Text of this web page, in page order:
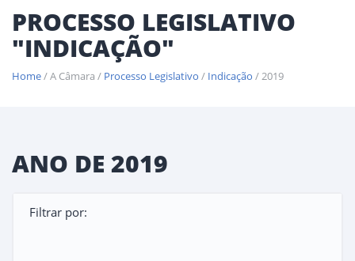
PROCESSO LEGISLATIVO
"INDICAÇÃO"
Home/ A Câmara / Processo Legislativo / Indicação / 2019
ANO DE 2019
Filtrar por: